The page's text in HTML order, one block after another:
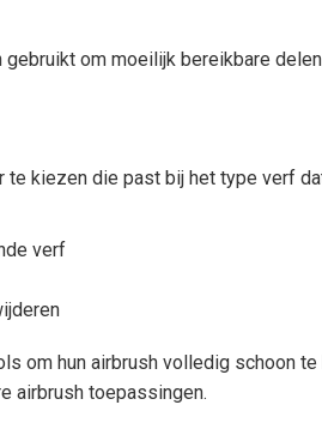
om moeilijk bereikbare
kiezen die past bij het type verf
verf
hun airbrush volledig schoon
airbrush toepassingen.